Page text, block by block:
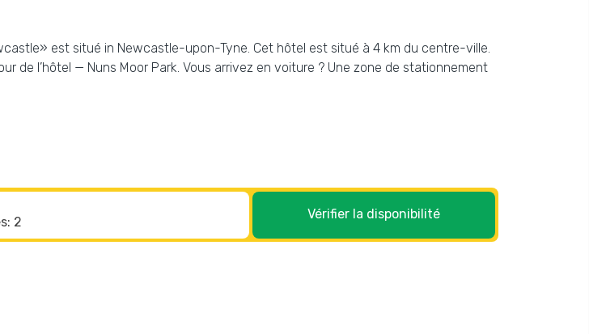
est situé in Newcastle-upon-Tyne. Cet hôtel est situé à 4 km du centre-ville.
de l’hôtel — Nuns Moor Park. Vous arrivez en voiture ? Une zone de stationnement
Vérifier la disponibilité